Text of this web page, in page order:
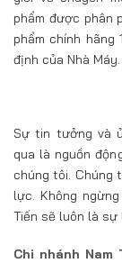
phẩm được phân
phẩm chính
định của Nhà Máy.
Sự tin tưởng và
qua là nguồn
chúng tôi. Chúng
lực. Không
Tiến sẽ luôn là sự
Chi nhánh Nam